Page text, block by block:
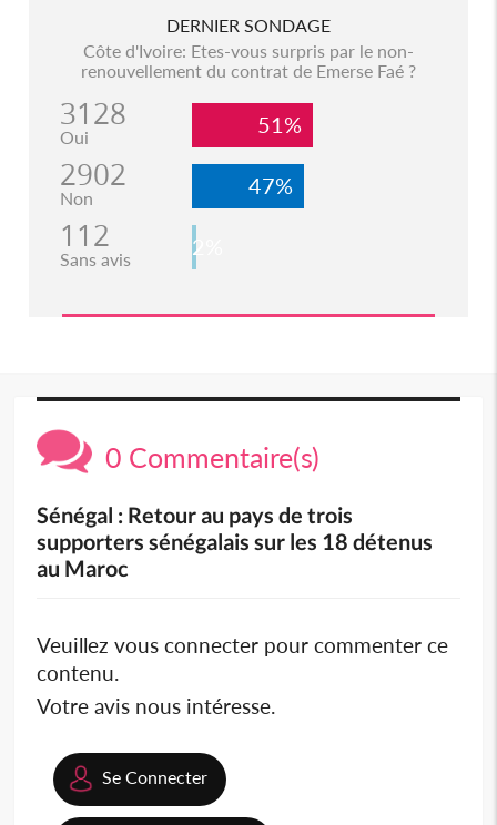
DERNIER SONDAGE
Côte d'Ivoire: Etes-vous surpris par le non-
renouvellement du contrat de Emerse Faé ?
3128
Oui 51%
2902
Non 47%
112
Sans avis 2%
0 Commentaire(s)
Sénégal : Retour au pays de trois
supporters sénégalais sur les 18 détenus
au Maroc
Veuillez vous connecter pour commenter ce
contenu.
Votre avis nous intéresse.
Se Connecter